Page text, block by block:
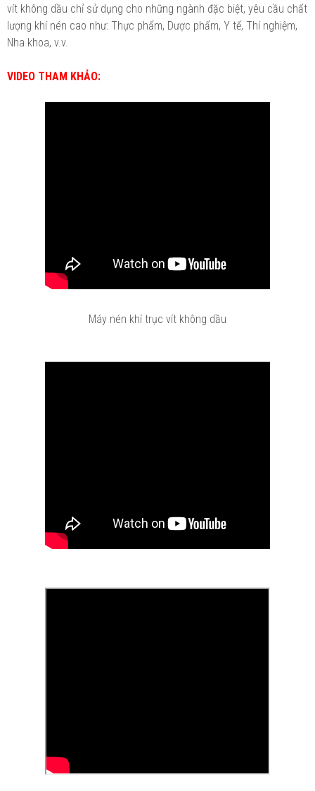
vít không dầu chỉ sử dụng cho những ngành đặc biệt, yêu cầu chất
lượng khí nén cao như: Thực phẩm, Dược phẩm, Y tế, Thí nghiệm,
Nha khoa, v.v.
VIDEO THAM KHẢO:
Máy nén khí trục vít không dầu